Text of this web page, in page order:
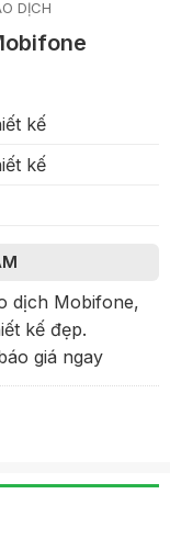
DỊCH
kế
kế
dịch Mobifone,
kế đẹp.
giá ngay